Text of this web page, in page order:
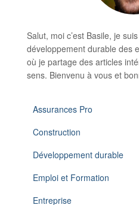
Salut, moi c’est Basile, je
développement durable des
où je partage des articles
sens. Bienvenu à vous et
Assurances Pro
Construction
Développement durable
Emploi et Formation
Entreprise